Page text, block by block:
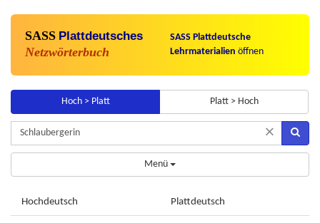
SASS Plattdeutsches
Netzwörterbuch
SASS Plattdeutsche
Lehrmaterialien öffnen
Hoch > Platt Platt > Hoch
×
Menü
Hochdeutsch Plattdeutsch